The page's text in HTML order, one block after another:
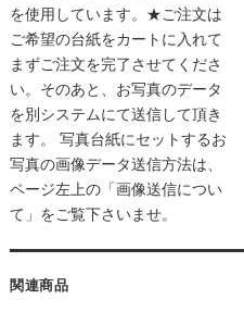
を使用しています。★ご注文は
ご希望の台紙をカートに入れて
まずご注文を完了させてくださ
い。そのあと、お写真のデータ
を別システムにて送信して頂き
ます。 写真台紙にセットするお
写真の画像データ送信方法は、
ページ左上の「画像送信につい
て」をご覧下さいませ。
関連商品